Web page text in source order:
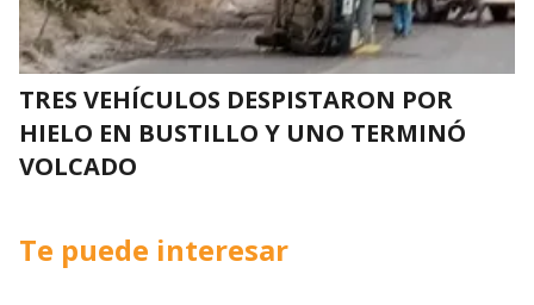
TRES VEHÍCULOS DESPISTARON POR
HIELO EN BUSTILLO Y UNO TERMINÓ
VOLCADO
Te puede interesar